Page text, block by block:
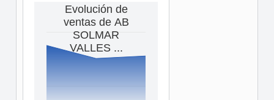
Evolución de
ventas de AB
SOLMAR
VALLES ...